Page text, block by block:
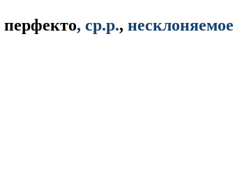
перфекто, ср.р., несклоняемое